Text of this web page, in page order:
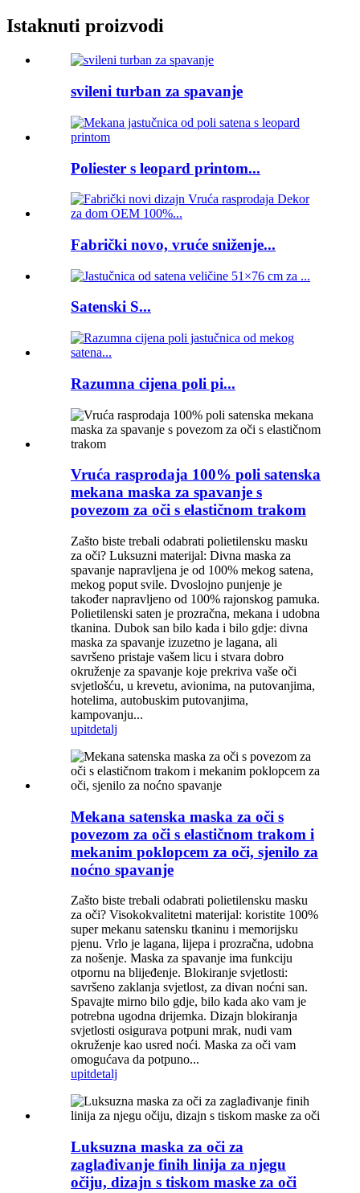
Istaknuti proizvodi
svileni turban za spavanje
Poliester s leopard printom...
Fabrički novo, vruće sniženje...
Satenski S...
Razumna cijena poli pi...
Vruća rasprodaja 100% poli satenska
mekana maska ​​za spavanje s
povezom za oči s elastičnom trakom
Zašto biste trebali odabrati polietilensku masku
za oči? Luksuzni materijal: Divna maska ​​za
spavanje napravljena je od 100% mekog satena,
mekog poput svile. Dvoslojno punjenje je
također napravljeno od 100% rajonskog pamuka.
Polietilenski saten je prozračna, mekana i udobna
tkanina. Dubok san bilo kada i bilo gdje: divna
maska ​​za spavanje izuzetno je lagana, ali
savršeno pristaje vašem licu i stvara dobro
okruženje za spavanje koje prekriva vaše oči
svjetlošću, u krevetu, avionima, na putovanjima,
hotelima, autobuskim putovanjima,
kampovanju...
upitdetalj
Mekana satenska maska ​​za oči s
povezom za oči s elastičnom trakom i
mekanim poklopcem za oči, sjenilo za
noćno spavanje
Zašto biste trebali odabrati polietilensku masku
za oči? Visokokvalitetni materijal: koristite 100%
super mekanu satensku tkaninu i memorijsku
pjenu. Vrlo je lagana, lijepa i prozračna, udobna
za nošenje. Maska za spavanje ima funkciju
otpornu na blijeđenje. Blokiranje svjetlosti:
savršeno zaklanja svjetlost, za divan noćni san.
Spavajte mirno bilo gdje, bilo kada ako vam je
potrebna ugodna drijemka. Dizajn blokiranja
svjetlosti osigurava potpuni mrak, nudi vam
okruženje kao usred noći. Maska za oči vam
omogućava da potpuno...
upitdetalj
Luksuzna maska ​​za oči za
zaglađivanje finih linija za njegu
očiju, dizajn s tiskom maske za oči